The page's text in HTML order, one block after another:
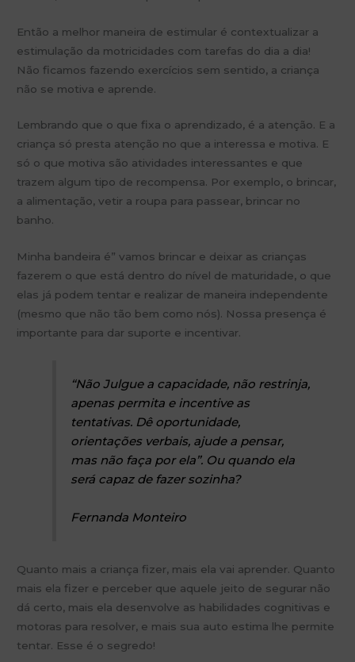
Então a melhor maneira de estimular é contextualizar a
estimulação da motricidades com tarefas do dia a dia!
Não ficamos fazendo exercícios sem sentido, a criança
não se motiva e aprende.
Lembrando que o que fixa o aprendizado, é a atenção. E a
criança só presta atenção no que a interessa e motiva. E
só o que motiva são atividades interessantes e que
trazem algum tipo de recompensa. Por exemplo, o brincar,
a alimentação, vetir a roupa para passear, brincar no
banho.
Minha bandeira é” vamos brincar e deixar as crianças
fazerem o que está dentro do nível de maturidade, o que
elas já podem tentar e realizar de maneira independente
(mesmo que não tão bem como nós). Nossa presença é
importante para dar suporte e incentivar.
“Não Julgue a capacidade, não restrinja,
apenas permita e incentive as
tentativas. Dê oportunidade,
orientações verbais, ajude a pensar,
mas não faça por ela”. Ou quando ela
será capaz de fazer sozinha?
Fernanda Monteiro
Quanto mais a criança fizer, mais ela vai aprender. Quanto
mais ela fizer e perceber que aquele jeito de segurar não
dá certo, mais ela desenvolve as habilidades cognitivas e
motoras para resolver, e mais sua auto estima lhe permite
tentar. Esse é o segredo!